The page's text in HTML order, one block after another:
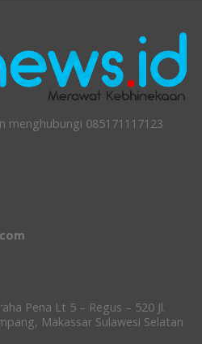
menghubungi 085171117123
Pena Lt 5 – Regus – 520 Jl.
Makassar Sulawesi Selatan